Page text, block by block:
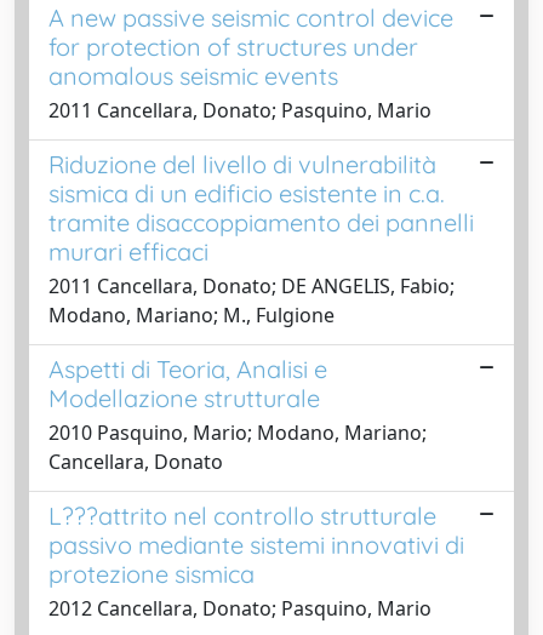
A new passive seismic control device
for protection of structures under
anomalous seismic events
2011 Cancellara, Donato; Pasquino, Mario
Riduzione del livello di vulnerabilità
sismica di un edificio esistente in c.a.
tramite disaccoppiamento dei pannelli
murari efficaci
2011 Cancellara, Donato; DE ANGELIS, Fabio;
Modano, Mariano; M., Fulgione
Aspetti di Teoria, Analisi e
Modellazione strutturale
2010 Pasquino, Mario; Modano, Mariano;
Cancellara, Donato
L???attrito nel controllo strutturale
passivo mediante sistemi innovativi di
protezione sismica
2012 Cancellara, Donato; Pasquino, Mario